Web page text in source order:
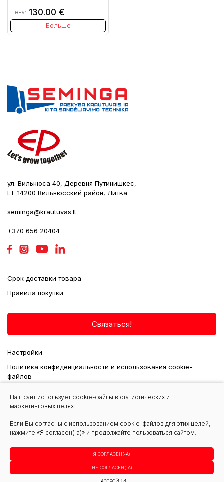
Цена: 130.00 €
Больше
ул. Вильнюса 40, Деревня Путинишкес,
LT-14200 Вильнюсский район, Литва
seminga@krautuvas.lt
+370 656 20404
Срок доставки товара
Правила покупки
Связаться!
Настройки
Политика конфиденциальности и использования cookie-
файлов
seminga@krautuvas.lt
© 2023 Все права защищены
Наш сайт использует cookie-файлы в статистических и
маркетинговых целях.
Если Вы согласны с использованием cookie-файлов для этих целей,
нажмите «Я согласен(-а)» и продолжайте пользоваться сайтом.
Я СОГЛАСЕН(-А)
НЕ СОГЛАСЕН(-А)